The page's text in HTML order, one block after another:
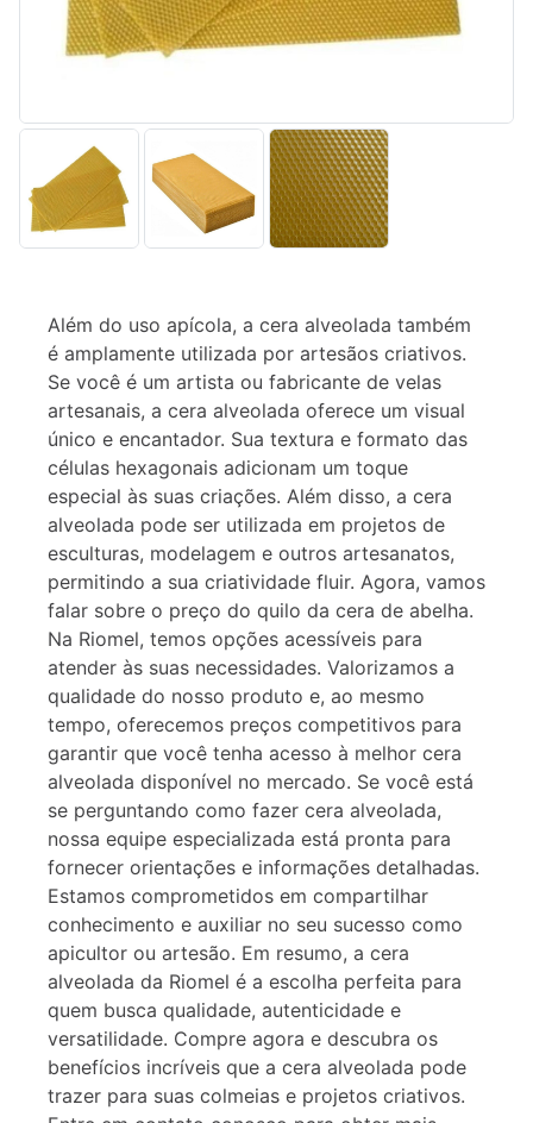
Descrição
Informação
adicional
Além do uso apícola, a cera alveolada também
é amplamente utilizada por artesãos criativos.
Se você é um artista ou fabricante de velas
artesanais, a cera alveolada oferece um visual
único e encantador. Sua textura e formato das
células hexagonais adicionam um toque
especial às suas criações. Além disso, a cera
alveolada pode ser utilizada em projetos de
esculturas, modelagem e outros artesanatos,
permitindo a sua criatividade fluir. Agora, vamos
falar sobre o preço do quilo da cera de abelha.
Na Riomel, temos opções acessíveis para
atender às suas necessidades. Valorizamos a
qualidade do nosso produto e, ao mesmo
tempo, oferecemos preços competitivos para
garantir que você tenha acesso à melhor cera
alveolada disponível no mercado. Se você está
se perguntando como fazer cera alveolada,
nossa equipe especializada está pronta para
fornecer orientações e informações detalhadas.
Estamos comprometidos em compartilhar
conhecimento e auxiliar no seu sucesso como
apicultor ou artesão. Em resumo, a cera
alveolada da Riomel é a escolha perfeita para
quem busca qualidade, autenticidade e
versatilidade. Compre agora e descubra os
benefícios incríveis que a cera alveolada pode
trazer para suas colmeias e projetos criativos.